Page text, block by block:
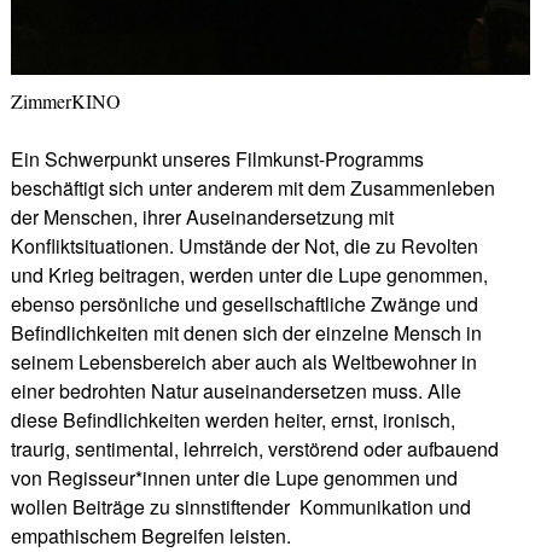
ZimmerKINO
Ein Schwerpunkt unseres Filmkunst-Programms
beschäftigt sich unter anderem mit dem Zusammenleben
der Menschen, ihrer Auseinandersetzung mit
Konfliktsituationen. Umstände der Not, die zu Revolten
und Krieg beitragen, werden unter die Lupe genommen,
ebenso persönliche und gesellschaftliche Zwänge und
Befindlichkeiten mit denen sich der einzelne Mensch in
seinem Lebensbereich aber auch als Weltbewohner in
einer bedrohten Natur auseinandersetzen muss. Alle
diese Befindlichkeiten werden heiter, ernst, ironisch,
traurig, sentimental, lehrreich, verstörend oder aufbauend
von Regisseur*innen unter die Lupe genommen und
wollen Beiträge zu sinnstiftender Kommunikation und
empathischem Begreifen leisten.